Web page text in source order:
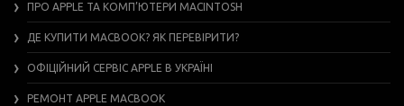
ПРО APPLE ТА КОМП’ЮТЕРИ MACINTOSH
ДЕ КУПИТИ MACBOOK? ЯК ПЕРЕВІРИТИ?
ОФІЦІЙНИЙ СЕРВІС APPLE В УКРАЇНІ
РЕМОНТ APPLE MACBOOK